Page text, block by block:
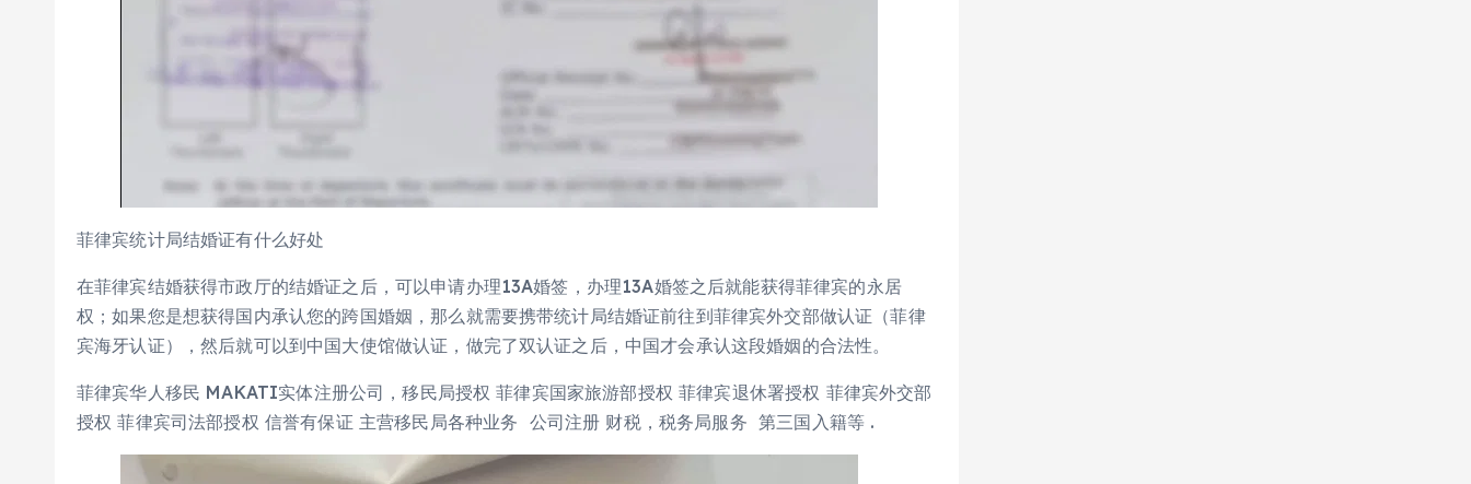
菲律宾统计局结婚证有什么好处
在菲律宾结婚获得市政厅的结婚证之后，可以申请办理13A婚签，办理13A婚签之后就能获得菲律宾的永居
权；如果您是想获得国内承认您的跨国婚姻，那么就需要携带统计局结婚证前往到菲律宾外交部做认证（菲律
宾海牙认证），然后就可以到中国大使馆做认证，做完了双认证之后，中国才会承认这段婚姻的合法性。
菲律宾华人移民 MAKATI实体注册公司，移民局授权 菲律宾国家旅游部授权 菲律宾退休署授权 菲律宾外交部
授权 菲律宾司法部授权 信誉有保证 主营移民局各种业务 公司注册 财税，税务局服务 第三国入籍等 .